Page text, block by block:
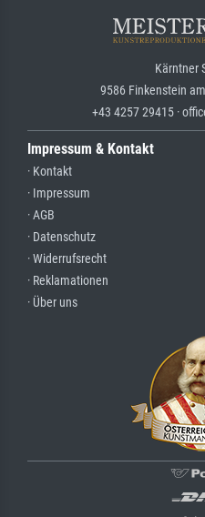
Kärntner
9586 Finkenstein
+43 4257 29415 ·
Impressum & Kontakt
· Kontakt
· Impressum
· AGB
· Datenschutz
· Widerrufsrecht
· Reklamationen
· Über uns